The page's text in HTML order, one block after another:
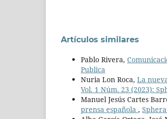
Artículos similares
Pablo Rivera,
Publica
Nuria Lon Roca, La
Vol. 1 Núm. 23 (2023):
Manuel Jesús Cartes
prensa española ,